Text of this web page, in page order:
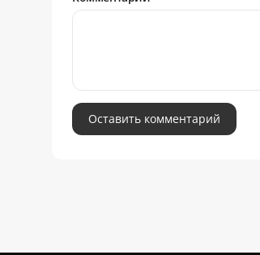
Оставить комментарий